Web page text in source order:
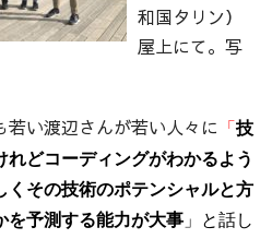
和国タリン）
屋上にて。写
い渡辺さんが若い人々に 「 技
どコーディングがわかるよう
くその技術のポテンシャルと方
を予測する能力が大事 」
と話し